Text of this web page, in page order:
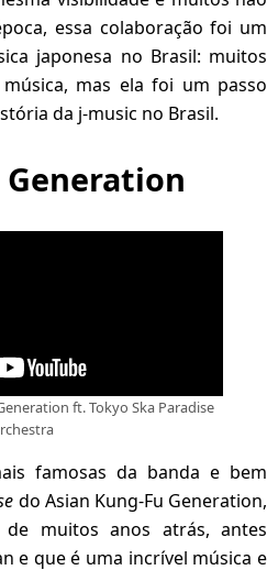
essa colaboração foi um
japonesa no Brasil: muitos
mas ela foi um passo
da j-music no Brasil.
Generation
ft. Tokyo Ska Paradise
famosas da banda e bem
do Asian Kung-Fu Generation,
muitos anos atrás, antes
e que é uma incrível música e